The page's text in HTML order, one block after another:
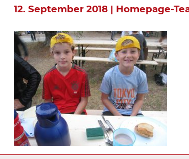
12. September 2018 | Homepage-